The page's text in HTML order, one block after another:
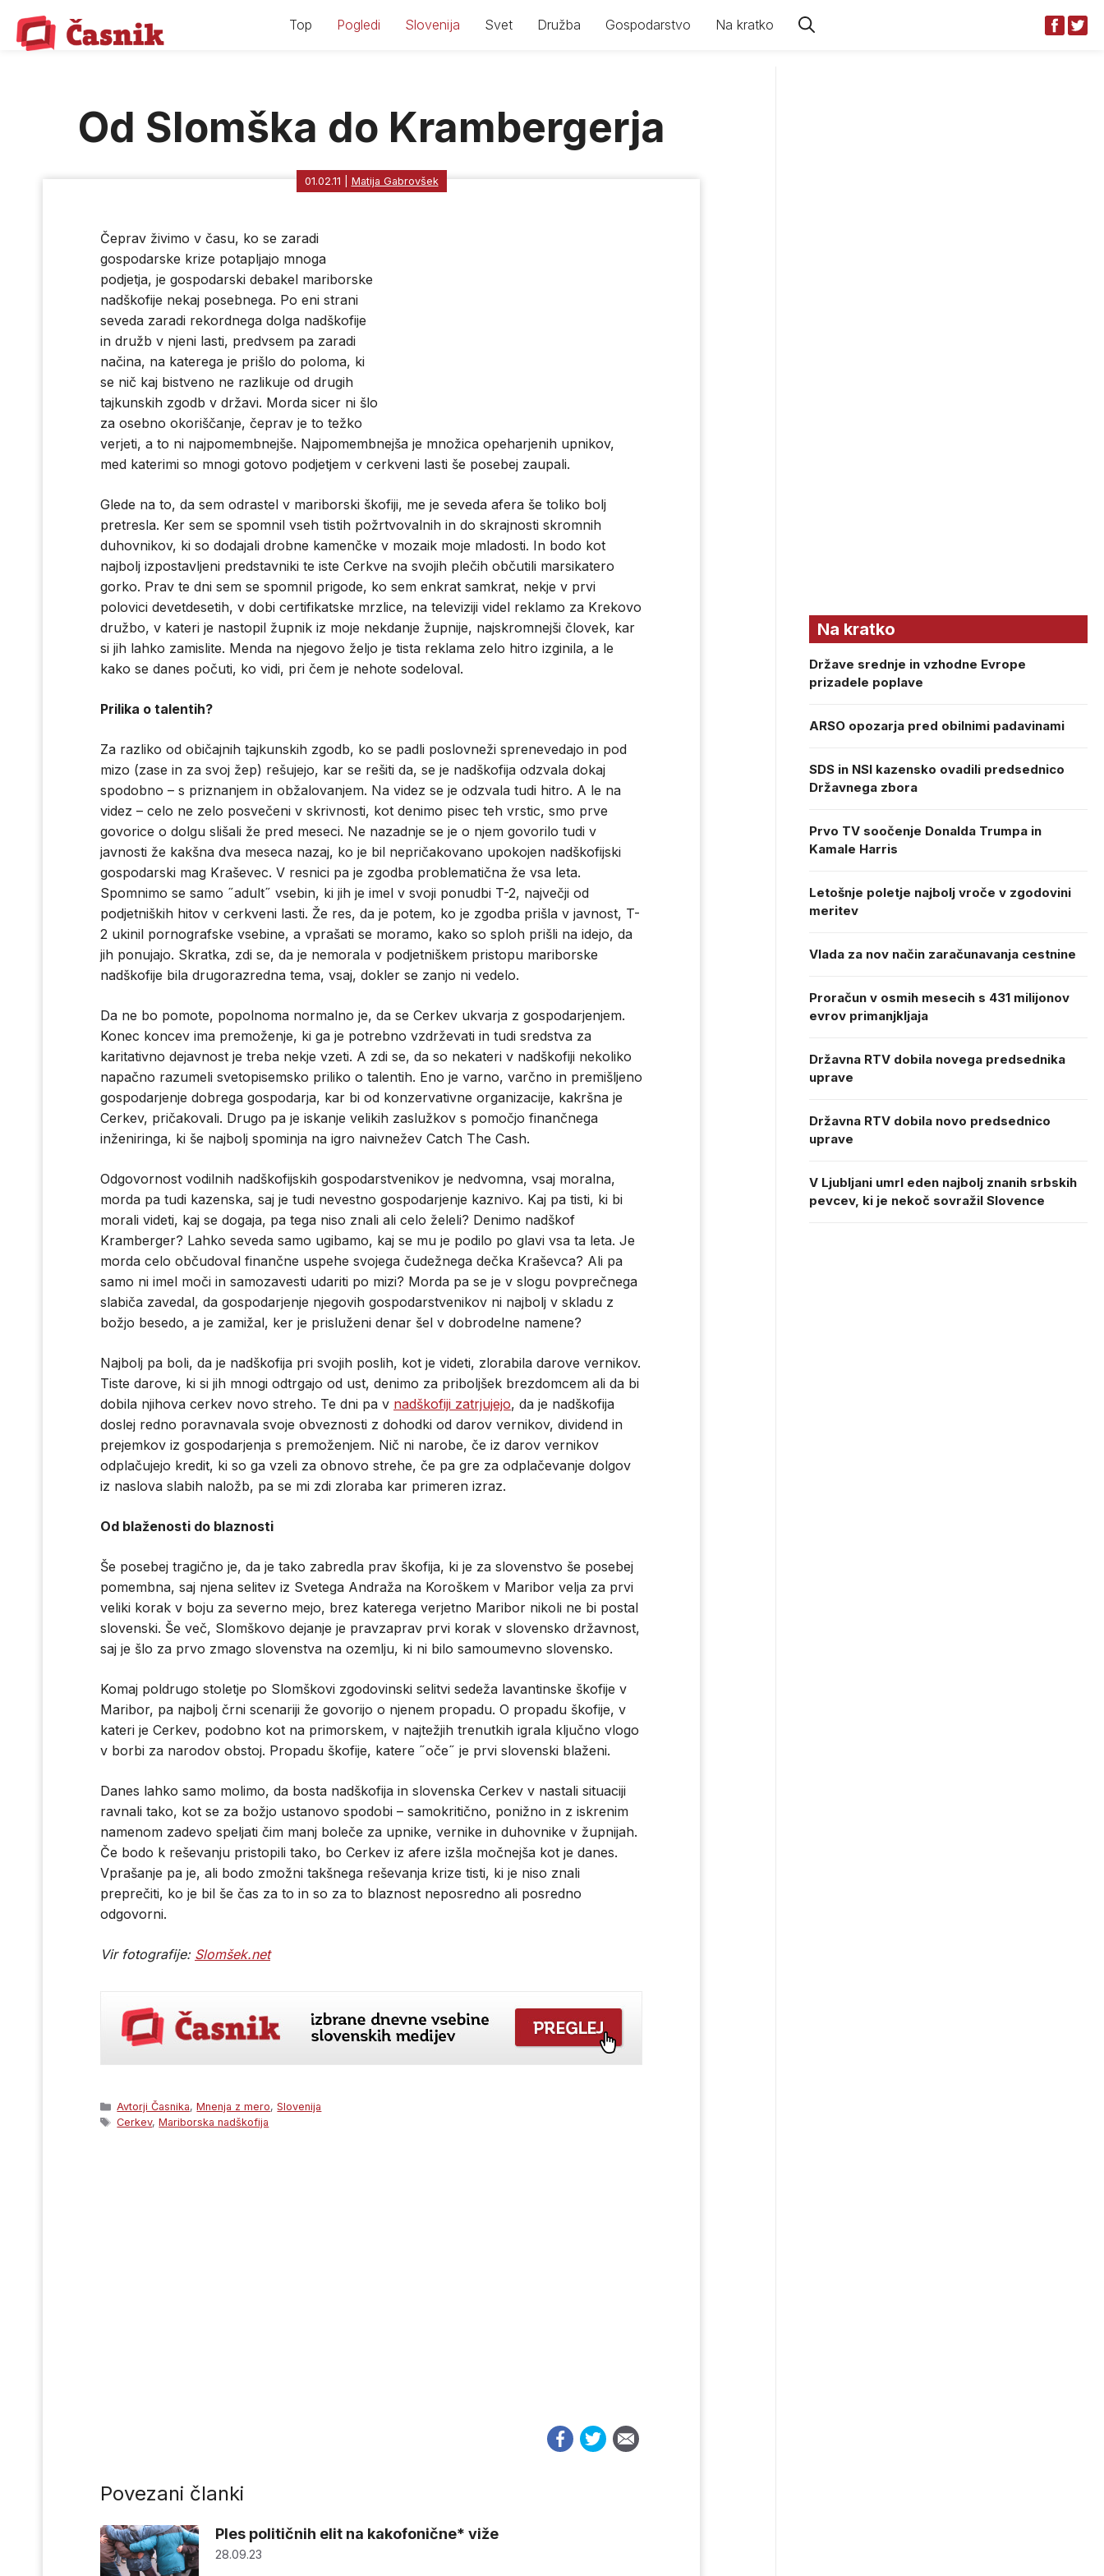
content
Top Pogledi Slovenija Svet Družba Gospodarstvo Na kratko
Od Slomška do Krambergerja
01.02.11 Matija Gabrovšek
Čeprav živimo v času, ko se zaradi
gospodarske krize potapljajo mnoga
podjetja, je gospodarski debakel mariborske
nadškofije nekaj posebnega. Po eni strani
seveda zaradi rekordnega dolga nadškofije
in družb v njeni lasti, predvsem pa zaradi
načina, na katerega je prišlo do poloma, ki
se nič kaj bistveno ne razlikuje od drugih
tajkunskih zgodb v državi. Morda sicer ni šlo
za osebno okoriščanje, čeprav je to težko
verjeti, a to ni najpomembnejše. Najpomembnejša je množica opeharjenih upnikov,
med katerimi so mnogi gotovo podjetjem v cerkveni lasti še posebej zaupali.
Glede na to, da sem odrastel v mariborski škofiji, me je seveda afera še toliko bolj
pretresla. Ker sem se spomnil vseh tistih požrtvovalnih in do skrajnosti skromnih
duhovnikov, ki so dodajali drobne kamenčke v mozaik moje mladosti. In bodo kot
najbolj izpostavljeni predstavniki te iste Cerkve na svojih plečih občutili marsikatero
gorko. Prav te dni sem se spomnil prigode, ko sem enkrat samkrat, nekje v prvi
polovici devetdesetih, v dobi certifikatske mrzlice, na televiziji videl reklamo za Krekovo
družbo, v kateri je nastopil župnik iz moje nekdanje župnije, najskromnejši človek, kar
si jih lahko zamislite. Menda na njegovo željo je tista reklama zelo hitro izginila, a le
kako se danes počuti, ko vidi, pri čem je nehote sodeloval.
Prilika o talentih?
Za razliko od običajnih tajkunskih zgodb, ko se padli poslovneži sprenevedajo in pod
mizo (zase in za svoj žep) rešujejo, kar se rešiti da, se je nadškofija odzvala dokaj
spodobno – s priznanjem in obžalovanjem. Na videz se je odzvala tudi hitro. A le na
videz – celo ne zelo posvečeni v skrivnosti, kot denimo pisec teh vrstic, smo prve
govorice o dolgu slišali že pred meseci. Ne nazadnje se je o njem govorilo tudi v
javnosti že kakšna dva meseca nazaj, ko je bil nepričakovano upokojen nadškofijski
gospodarski mag Kraševec. V resnici pa je zgodba problematična že vsa leta.
Spomnimo se samo ˝adult˝ vsebin, ki jih je imel v svoji ponudbi T-2, največji od
podjetniških hitov v cerkveni lasti. Že res, da je potem, ko je zgodba prišla v javnost, T-
2 ukinil pornografske vsebine, a vprašati se moramo, kako so sploh prišli na idejo, da
jih ponujajo. Skratka, zdi se, da je nemorala v podjetniškem pristopu mariborske
nadškofije bila drugorazredna tema, vsaj, dokler se zanjo ni vedelo.
Da ne bo pomote, popolnoma normalno je, da se Cerkev ukvarja z gospodarjenjem.
Konec koncev ima premoženje, ki ga je potrebno vzdrževati in tudi sredstva za
karitativno dejavnost je treba nekje vzeti. A zdi se, da so nekateri v nadškofiji nekoliko
napačno razumeli svetopisemsko priliko o talentih. Eno je varno, varčno in premišljeno
gospodarjenje dobrega gospodarja, kar bi od konzervativne organizacije, kakršna je
Cerkev, pričakovali. Drugo pa je iskanje velikih zaslužkov s pomočjo finančnega
inženiringa, ki še najbolj spominja na igro naivnežev Catch The Cash.
Odgovornost vodilnih nadškofijskih gospodarstvenikov je nedvomna, vsaj moralna,
morda pa tudi kazenska, saj je tudi nevestno gospodarjenje kaznivo. Kaj pa tisti, ki bi
morali videti, kaj se dogaja, pa tega niso znali ali celo želeli? Denimo nadškof
Kramberger? Lahko seveda samo ugibamo, kaj se mu je podilo po glavi vsa ta leta. Je
morda celo občudoval finančne uspehe svojega čudežnega dečka Kraševca? Ali pa
samo ni imel moči in samozavesti udariti po mizi? Morda pa se je v slogu povprečnega
slabiča zavedal, da gospodarjenje njegovih gospodarstvenikov ni najbolj v skladu z
božjo besedo, a je zamižal, ker je prisluženi denar šel v dobrodelne namene?
Najbolj pa boli, da je nadškofija pri svojih poslih, kot je videti, zlorabila darove vernikov.
Tiste darove, ki si jih mnogi odtrgajo od ust, denimo za priboljšek brezdomcem ali da bi
dobila njihova cerkev novo streho. Te dni pa v nadškofiji zatrjujejo, da je nadškofija
doslej redno poravnavala svoje obveznosti z dohodki od darov vernikov, dividend in
prejemkov iz gospodarjenja s premoženjem. Nič ni narobe, če iz darov vernikov
odplačujejo kredit, ki so ga vzeli za obnovo strehe, če pa gre za odplačevanje dolgov
iz naslova slabih naložb, pa se mi zdi zloraba kar primeren izraz.
Od blaženosti do blaznosti
Še posebej tragično je, da je tako zabredla prav škofija, ki je za slovenstvo še posebej
pomembna, saj njena selitev iz Svetega Andraža na Koroškem v Maribor velja za prvi
veliki korak v boju za severno mejo, brez katerega verjetno Maribor nikoli ne bi postal
slovenski. Še več, Slomškovo dejanje je pravzaprav prvi korak v slovensko državnost,
saj je šlo za prvo zmago slovenstva na ozemlju, ki ni bilo samoumevno slovensko.
Komaj poldrugo stoletje po Slomškovi zgodovinski selitvi sedeža lavantinske škofije v
Maribor, pa najbolj črni scenariji že govorijo o njenem propadu. O propadu škofije, v
kateri je Cerkev, podobno kot na primorskem, v najtežjih trenutkih igrala ključno vlogo
v borbi za narodov obstoj. Propadu škofije, katere ˝oče˝ je prvi slovenski blaženi.
Danes lahko samo molimo, da bosta nadškofija in slovenska Cerkev v nastali situaciji
ravnali tako, kot se za božjo ustanovo spodobi – samokritično, ponižno in z iskrenim
namenom zadevo speljati čim manj boleče za upnike, vernike in duhovnike v župnijah.
Če bodo k reševanju pristopili tako, bo Cerkev iz afere izšla močnejša kot je danes.
Vprašanje pa je, ali bodo zmožni takšnega reševanja krize tisti, ki je niso znali
preprečiti, ko je bil še čas za to in so za to blaznost neposredno ali posredno
odgovorni.
Vir fotografije: Slomšek.net
Categories
Avtorji Časnika,Mnenja z mero,Slovenija
Tags
Cerkev,Mariborska nadškofija
Povezani članki
Ples političnih elit na kakofonične* viže
28.09.23
Na kratko
Države srednje in vzhodne Evrope
prizadele poplave
ARSO opozarja pred obilnimi padavinami
SDS in NSI kazensko ovadili predsednico
Državnega zbora
Prvo TV soočenje Donalda Trumpa in
Kamale Harris
Letošnje poletje najbolj vroče v zgodovini
meritev
Vlada za nov način zaračunavanja cestnine
Proračun v osmih mesecih s 431 milijonov
evrov primanjkljaja
Državna RTV dobila novega predsednika
uprave
Državna RTV dobila novo predsednico
uprave
V Ljubljani umrl eden najbolj znanih srbskih
pevcev, ki je nekoč sovražil Slovence